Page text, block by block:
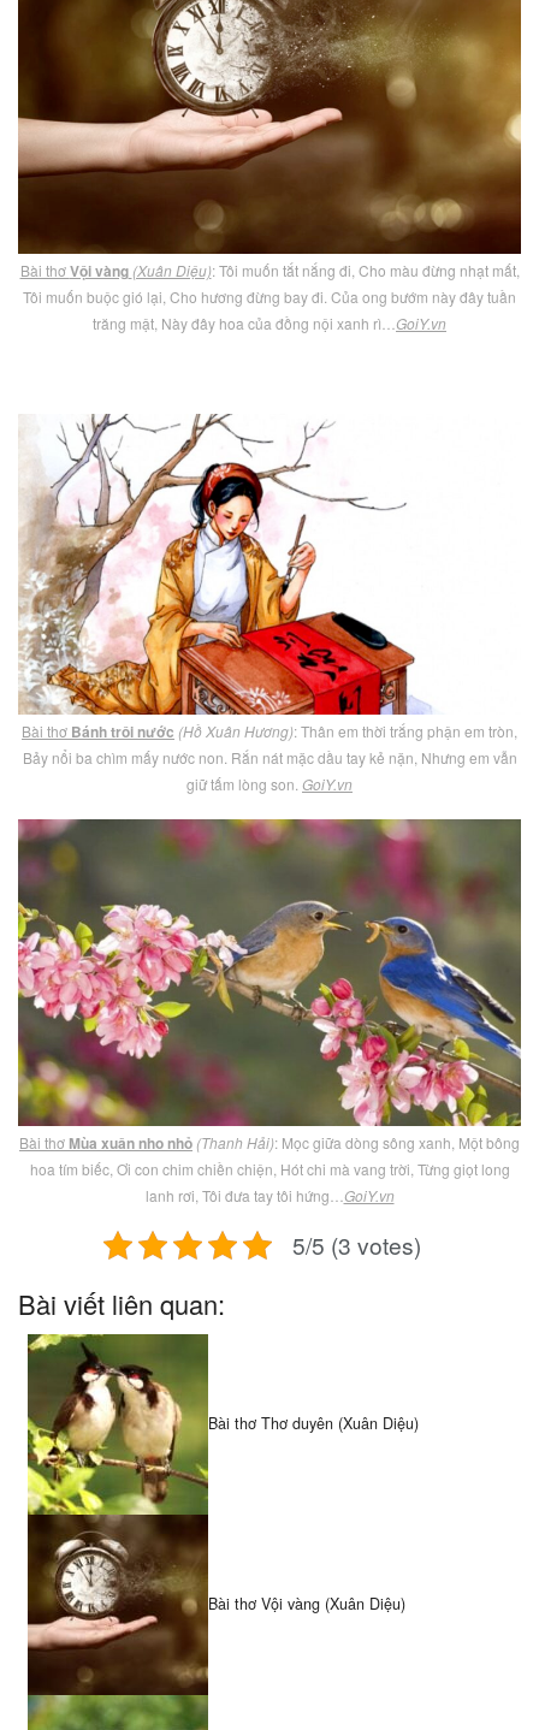
Bài thơVội vàng (Xuân Diệu): Tôi muốn tắt nắng đi, Cho màu đừng nhạt mất,
Tôi muốn buộc gió lại, Cho hương đừng bay đi. Của ong bướm này đây tuần
trăng mật, Này đây hoa của đồng nội xanh rì… GoiY.vn
Bài thơ Bánh trôi nước (Hồ Xuân Hương): Thân em thời trắng phận em tròn,
Bảy nổi ba chìm mấy nước non. Rắn nát mặc dầu tay kẻ nặn, Nhưng em vẫn
giữ tấm lòng son. GoiY.vn
Bài thơ Mùa xuân nho nhỏ (Thanh Hải): Mọc giữa dòng sông xanh, Một bông
hoa tím biếc, Ơi con chim chiền chiện, Hót chi mà vang trời, Từng giọt long
lanh rơi, Tôi đưa tay tôi hứng… GoiY.vn
5/5 (3 votes)
Bài viết liên quan:
Bài thơ Thơ duyên (Xuân Diệu)
Bài thơ Vội vàng (Xuân Diệu)